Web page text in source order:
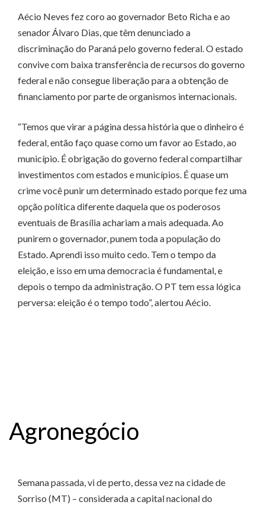
Aécio Neves fez coro ao governador Beto Richa e ao
senador Álvaro Dias, que têm denunciado a
discriminação do Paraná pelo governo federal. O estado
convive com baixa transferência de recursos do governo
federal e não consegue liberação para a obtenção de
financiamento por parte de organismos internacionais.
“Temos que virar a página dessa história que o dinheiro é
federal, então faço quase como um favor ao Estado, ao
município. É obrigação do governo federal compartilhar
investimentos com estados e municípios. É quase um
crime você punir um determinado estado porque fez uma
opção política diferente daquela que os poderosos
eventuais de Brasília achariam a mais adequada. Ao
punirem o governador, punem toda a população do
Estado. Aprendi isso muito cedo. Tem o tempo da
eleição, e isso em uma democracia é fundamental, e
depois o tempo da administração. O PT tem essa lógica
perversa: eleição é o tempo todo”, alertou Aécio.
Agronegócio
Semana passada, vi de perto, dessa vez na cidade de
Sorriso (MT) – considerada a capital nacional do